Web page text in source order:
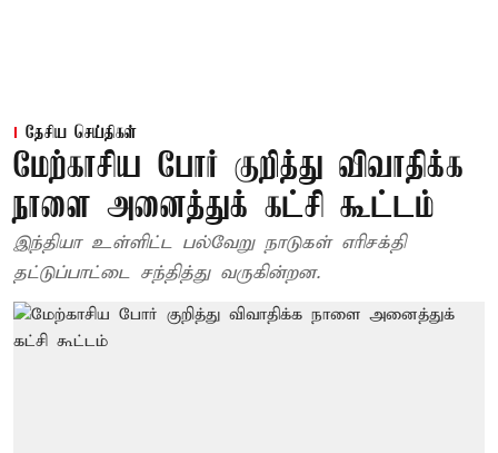
தேசிய செய்திகள்
மேற்காசிய போர் குறித்து விவாதிக்க
நாளை அனைத்துக் கட்சி கூட்டம்
இந்தியா உள்ளிட்ட பல்வேறு நாடுகள் எரிசக்தி
தட்டுப்பாட்டை சந்தித்து வருகின்றன.